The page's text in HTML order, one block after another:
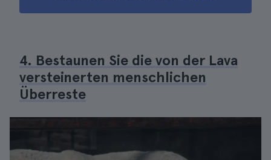
4. Bestaunen Sie die von der Lava
versteinerten menschlichen
Überreste